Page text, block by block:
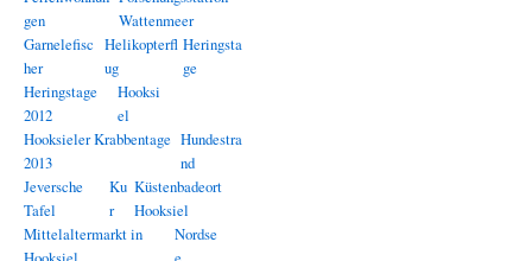
gen
Wattenmeer
Garnelefisc
her
Helikopterfl
ug
Heringsta
ge
Heringstage
2012
Hooksi
el
Hooksieler Krabbentage
2013
Hundestra
nd
Jeversche
Tafel
Ku
r
Küstenbadeort
Hooksiel
Mittelaltermarkt in
Nordse